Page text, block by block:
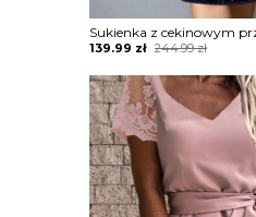
244.99zł
Original
was:
244.99 zł.
139.99 zł
Current
is:
139.99 zł.